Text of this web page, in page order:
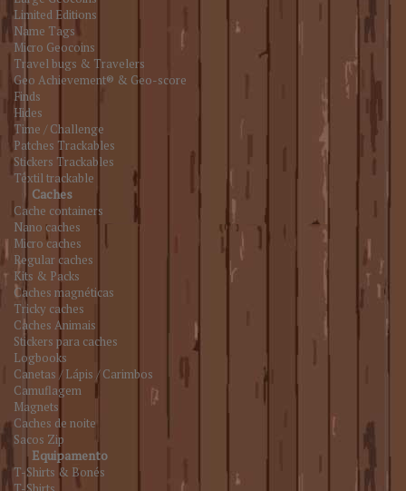
Limited Editions
Name Tags
Micro Geocoins
Travel bugs & Travelers
Geo Achievement® & Geo-score
Finds
Hides
Time / Challenge
Patches Trackables
Stickers Trackables
Têxtil trackable
Caches
Cache containers
Nano caches
Micro caches
Regular caches
Kits & Packs
Caches magnéticas
Tricky caches
Caches Animais
Stickers para caches
Logbooks
Canetas / Lápis / Carimbos
Camuflagem
Magnets
Caches de noite
Sacos Zip
Equipamento
T-Shirts & Bonés